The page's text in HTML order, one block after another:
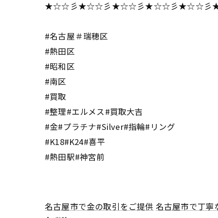
★☆☆彡★☆☆彡★☆☆彡★☆☆彡★☆☆彡
#名古屋＃瑞穂区
#熱田区
#昭和区
#南区
#買取
#整理#エルメス#買取大吉
#金#プラチナ#Silver#指輪#リング
#K18#K24#喜平
#熱田駅#神宮前
名古屋市で金の取引をご提供 名古屋市で丁寧